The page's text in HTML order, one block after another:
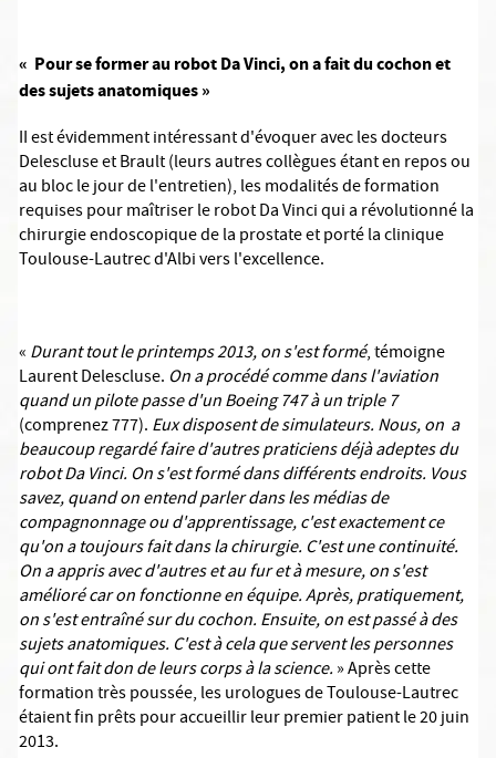
« Pour se former au robot Da Vinci, on a fait du cochon et
des sujets anatomiques »
II est évidemment intéressant d'évoquer avec les docteurs
Delescluse et Brault (leurs autres collègues étant en repos ou
au bloc le jour de l'entretien), les modalités de formation
requises pour maîtriser le robot Da Vinci qui a révolutionné la
chirurgie endoscopique de la prostate et porté la clinique
Toulouse-Lautrec d'Albi vers l'excellence.
« Durant tout le printemps 2013, on s'est formé, témoigne
Laurent Delescluse. On a procédé comme dans l'aviation
quand un pilote passe d'un Boeing 747 à un triple 7
(comprenez 777). Eux disposent de simulateurs. Nous, on a
beaucoup regardé faire d'autres praticiens déjà adeptes du
robot Da Vinci. On s'est formé dans différents endroits. Vous
savez, quand on entend parler dans les médias de
compagnonnage ou d'apprentissage, c'est exactement ce
qu'on a toujours fait dans la chirurgie. C'est une continuité.
On a appris avec d'autres et au fur et à mesure, on s'est
amélioré car on fonctionne en équipe. Après, pratiquement,
on s'est entraîné sur du cochon. Ensuite, on est passé à des
sujets anatomiques. C'est à cela que servent les personnes
qui ont fait don de leurs corps à la science. » Après cette
formation très poussée, les urologues de Toulouse-Lautrec
étaient fin prêts pour accueillir leur premier patient le 20 juin
2013.